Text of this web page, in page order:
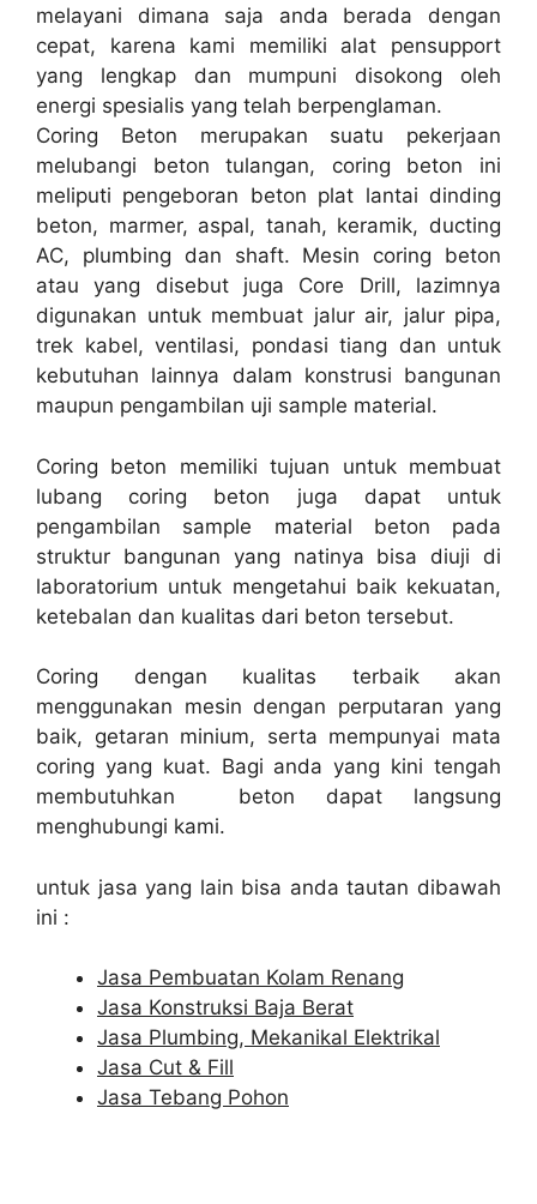
melayani dimana saja anda berada dengan
cepat, karena kami memiliki alat pensupport
yang lengkap dan mumpuni disokong oleh
energi spesialis yang telah berpenglaman.
Coring Beton merupakan suatu pekerjaan
melubangi beton tulangan, coring beton ini
meliputi pengeboran beton plat lantai dinding
beton, marmer, aspal, tanah, keramik, ducting
AC, plumbing dan shaft. Mesin coring beton
atau yang disebut juga Core Drill, lazimnya
digunakan untuk membuat jalur air, jalur pipa,
trek kabel, ventilasi, pondasi tiang dan untuk
kebutuhan lainnya dalam konstrusi bangunan
maupun pengambilan uji sample material.
Coring beton memiliki tujuan untuk membuat
lubang coring beton juga dapat untuk
pengambilan sample material beton pada
struktur bangunan yang natinya bisa diuji di
laboratorium untuk mengetahui baik kekuatan,
ketebalan dan kualitas dari beton tersebut.
Coring dengan kualitas terbaik akan
menggunakan mesin dengan perputaran yang
baik, getaran minium, serta mempunyai mata
coring yang kuat. Bagi anda yang kini tengah
membutuhkan beton dapat langsung
menghubungi kami.
untuk jasa yang lain bisa anda tautan dibawah
ini :
Jasa Pembuatan Kolam Renang
Jasa Konstruksi Baja Berat
Jasa Plumbing, Mekanikal Elektrikal
Jasa Cut & Fill
Jasa Tebang Pohon